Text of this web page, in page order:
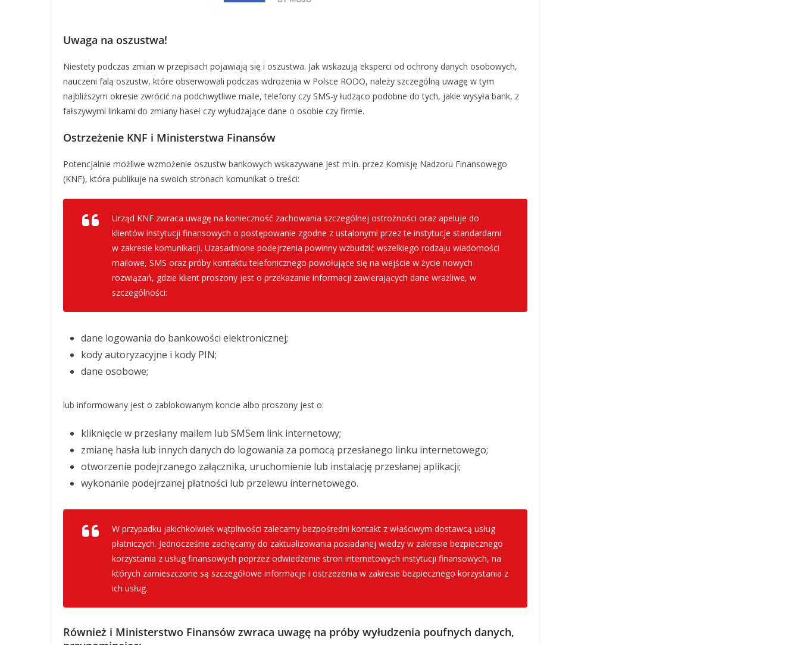
Uwaga na oszustwa!
Niestety podczas zmian w przepisach pojawiają się i oszustwa. Jak wskazują eksperci od ochrony danych osobowych,
nauczeni falą oszustw, które obserwowali podczas wdrożenia w Polsce RODO, należy szczególną uwagę w tym
najbliższym okresie zwrócić na podchwytliwe maile, telefony czy SMS-y łudząco podobne do tych, jakie wysyła bank, z
fałszywymi linkami do zmiany haseł czy wyłudzające dane o osobie czy firmie.
Ostrzeżenie KNF i Ministerstwa Finansów
Potencjalnie możliwe wzmożenie oszustw bankowych wskazywane jest m.in. przez Komisję Nadzoru Finansowego
(KNF), która publikuje na swoich stronach komunikat o treści:
Urząd KNF zwraca uwagę na konieczność zachowania szczególnej ostrożności oraz apeluje do
klientów instytucji finansowych o postępowanie zgodne z ustalonymi przez te instytucje standardami
w zakresie komunikacji. Uzasadnione podejrzenia powinny wzbudzić wszelkiego rodzaju wiadomości
mailowe, SMS oraz próby kontaktu telefonicznego powołujące się na wejście w życie nowych
rozwiązań, gdzie klient proszony jest o przekazanie informacji zawierających dane wrażliwe, w
szczególności:
dane logowania do bankowości elektronicznej;
kody autoryzacyjne i kody PIN;
dane osobowe;
lub informowany jest o zablokowanym koncie albo proszony jest o:
kliknięcie w przesłany mailem lub SMSem link internetowy;
zmianę hasła lub innych danych do logowania za pomocą przesłanego linku internetowego;
otworzenie podejrzanego załącznika, uruchomienie lub instalację przesłanej aplikacji;
wykonanie podejrzanej płatności lub przelewu internetowego.
W przypadku jakichkolwiek wątpliwości zalecamy bezpośredni kontakt z właściwym dostawcą usług
płatniczych. Jednocześnie zachęcamy do zaktualizowania posiadanej wiedzy w zakresie bezpiecznego
korzystania z usług finansowych poprzez odwiedzenie stron internetowych instytucji finansowych, na
których zamieszczone są szczegółowe informacje i ostrzeżenia w zakresie bezpiecznego korzystania z
ich usług.
Również i Ministerstwo Finansów zwraca uwagę na próby wyłudzenia poufnych danych,